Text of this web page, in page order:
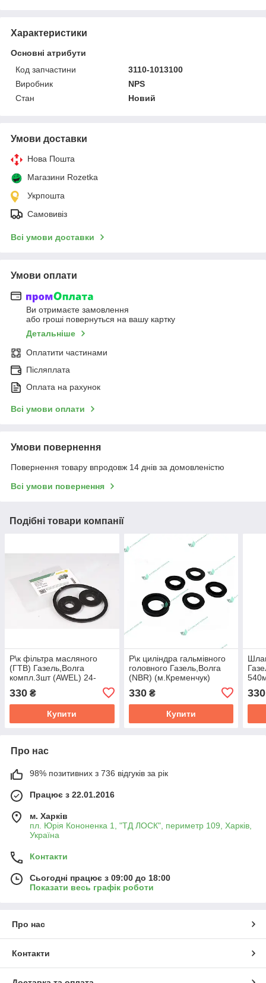
Характеристики
Основні атрибути
Код запчастини
3110-1013100
Виробник
NPS
Стан
Новий
Умови доставки
Нова Пошта
Магазини Rozetka
Укрпошта
Самовивіз
Всі умови доставки
Умови оплати
Ви отримаєте замовлення
або гроші повернуться на вашу картку
Детальніше
Оплатити частинами
Післяплата
Оплата на рахунок
Всі умови оплати
Умови повернення
Повернення товару впродовж 14 днів за домовленістю
Всі умови повернення
Подібні товари компанії
Р\к фiльтра масляного
(ГТВ) Газель,Волга
компл.3шт (AWEL) 24-
330 ₴
Купити
Р\к цилiндра гальмiвного
головного Газель,Волга
(NBR) (м.Кременчук)
330₴
Купити
330
Про нас
98% позитивних з 736 відгуків за рік
Працює з 22.01.2016
м. Харків
пл. Юрія Кононенка 1, "ТД ЛОСК", периметр 109, Харків,
Україна
Контакти
Сьогодні працює з 09:00 до 18:00
Показати весь графік роботи
Про нас
Контакти